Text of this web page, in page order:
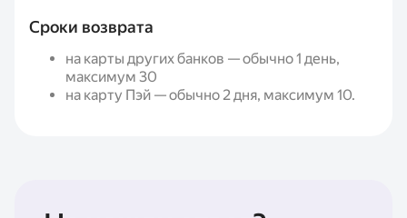
Сроки возврата
на карты других банков — обычно 1 день,
максимум 30
на карту Пэй — обычно 2 дня, максимум 10.